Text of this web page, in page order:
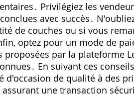
Privilégiez les
avec succès․
de couches ou si vous
optez pour un mode de
proposées par la plateforme
En suivant ces
d'occasion de qualité à des
une transaction